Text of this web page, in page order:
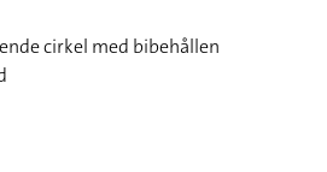
cirkel med bibehållen